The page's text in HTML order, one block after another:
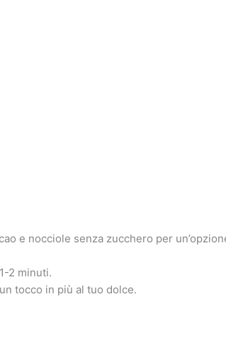
e nocciole senza zucchero per
2 minuti.
tocco in più al tuo dolce.